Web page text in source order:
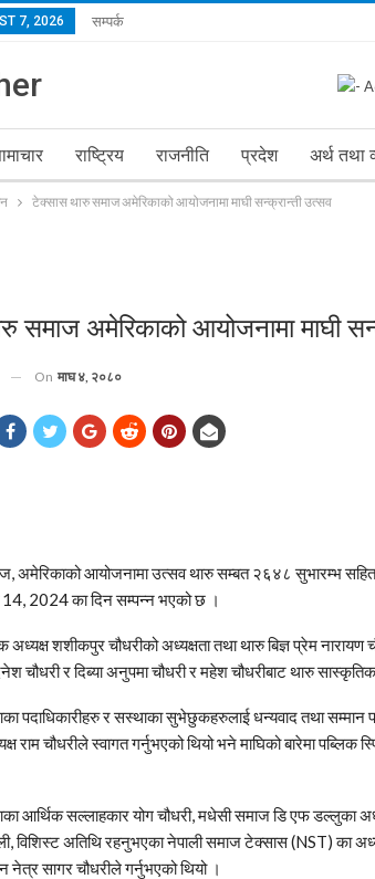
7, 2026 सम्पर्क
राष्ट्रिय राजनीति प्रदेश अर्थ तथा
टेक्सास थारु समाज अमेरिकाको आयोजनामा माघी सन्क्रान्ती उत्सव
समाज अमेरिकाको आयोजनामा माघी
On माघ ४, २०८०
अमेरिकाको आयोजनामा उत्सव थारु सम्बत २६४८ सुभारम्भ
14, 2024 का दिन सम्पन्न भएको छ ।
अध्यक्ष शशीकपुर चौधरीको अध्यक्षता तथा थारु बिज्ञ प्रेम
चौधरी र दिब्या अनुपमा चौधरी र महेश चौधरीबाट थारु
पदाधिकारीहरु र सस्थाका सुभेछुकहरुलाई धन्यवाद तथा सम्मान
राम चौधरीले स्वागत गर्नुभएको थियो भने माघिको बारेमा
आर्थिक सल्लाहकार योग चौधरी, मधेसी समाज डि एफ डल्लुका
विशिस्ट अतिथि रहनुभएका नेपाली समाज टेक्सास (NST) का
नेत्र सागर चौधरीले गर्नुभएको थियो ।